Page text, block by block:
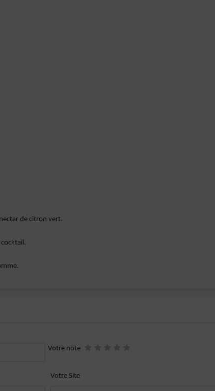
de citron vert.
cocktail.
Votre note
Votre Site